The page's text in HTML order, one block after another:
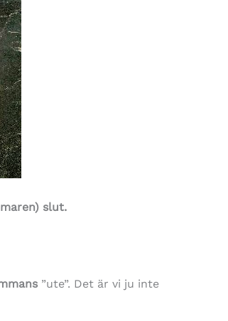
slut.
”ute”. Det är vi ju inte